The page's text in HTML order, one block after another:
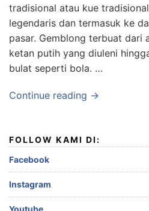
tradisional atau kue
legendaris dan termasuk ke
pasar. Gemblong terbuat dari
ketan putih yang diuleni
bulat seperti bola. …
Continue reading →
FOLLOW KAMI DI:
Facebook
Instagram
Youtube